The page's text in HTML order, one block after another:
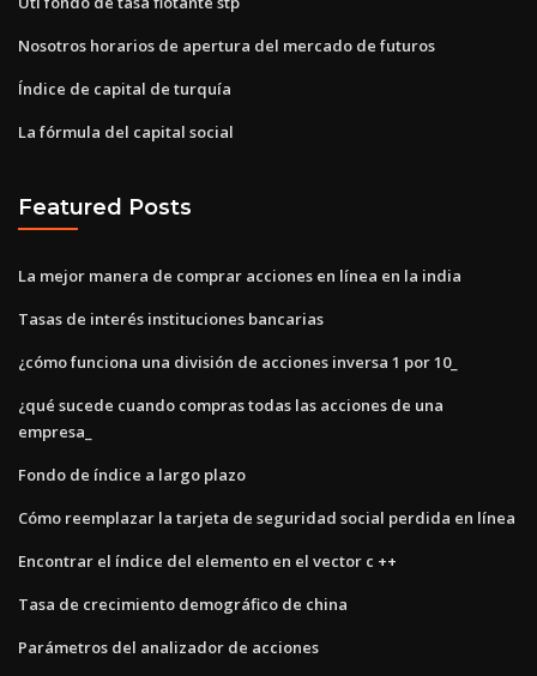
Nosotros horarios de apertura del mercado de futuros
Índice de capital de turquía
La fórmula del capital social
Featured Posts
La mejor manera de comprar acciones en línea en la india
Tasas de interés instituciones bancarias
¿cómo funciona una división de acciones inversa 1 por 10_
¿qué sucede cuando compras todas las acciones de una
empresa_
Fondo de índice a largo plazo
Cómo reemplazar la tarjeta de seguridad social perdida en línea
Encontrar el índice del elemento en el vector c ++
Tasa de crecimiento demográfico de china
Parámetros del analizador de acciones